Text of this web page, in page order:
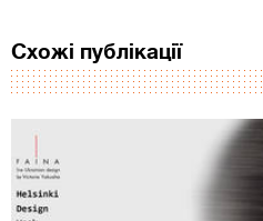
Схожі публікації